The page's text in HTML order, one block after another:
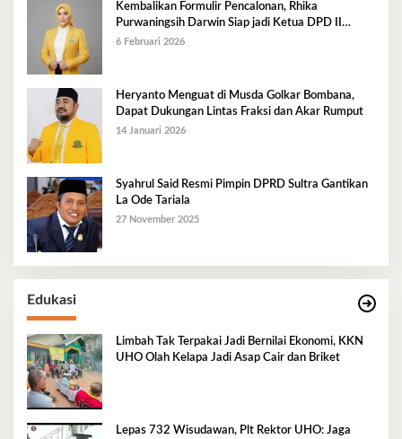
Kembalikan Formulir Pencalonan, Rhika
Purwaningsih Darwin Siap jadi Ketua DPD II
Golkar Mubar
6 Februari 2026
Heryanto Menguat di Musda Golkar Bombana,
Dapat Dukungan Lintas Fraksi dan Akar Rumput
14 Januari 2026
Syahrul Said Resmi Pimpin DPRD Sultra Gantikan
La Ode Tariala
27 November 2025
Edukasi
Limbah Tak Terpakai Jadi Bernilai Ekonomi, KKN
UHO Olah Kelapa Jadi Asap Cair dan Briket
Lepas 732 Wisudawan, Plt Rektor UHO: Jaga